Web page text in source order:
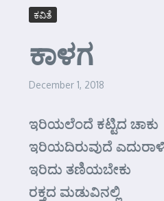
ಕವಿತೆ
ಕಾಳಗ
December 1, 2018
ಇರಿಯಲೆಂದೆ ಕಟ್ಟಿದ ಚಾಕು
ಇರಿಯದಿರುವುದೆ
ಇರಿದು ತಣಿಯಬೇಕು
ರಕ್ತದ ಮಡುವಿನಲ್ಲಿ